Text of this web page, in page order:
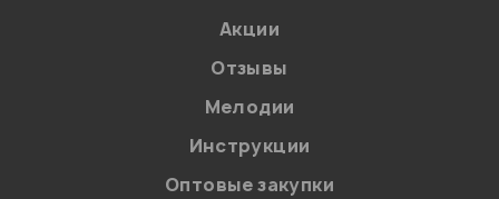
Мой отзыв о товаре
Акции
Отзывы
Мелодии
Инструкции
Оптовые закупки